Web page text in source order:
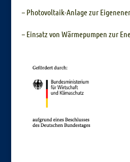
– Photovoltaik-Anlage zur
– Einsatz von Wärmepumpen zur